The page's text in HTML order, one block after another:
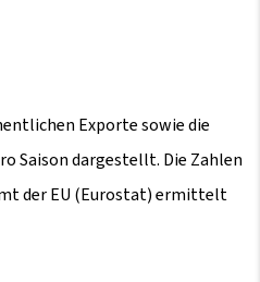
Exporte sowie die
Saison dargestellt. Die Zahlen
der EU (Eurostat) ermittelt